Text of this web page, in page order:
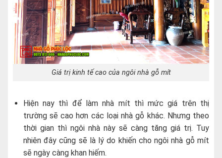
Giá trị kinh tế cao của ngôi nhà gỗ mít
Hiện nay thì để làm nhà mít thì mức giá trên thị
trường sẽ cao hơn các loại nhà gỗ khác. Nhưng theo
thời gian thì ngôi nhà này sẽ càng tăng giá trị. Tuy
nhiên đây cũng sẽ là lý do khiến cho ngôi nhà gỗ mít
sẽ ngày càng khan hiếm.